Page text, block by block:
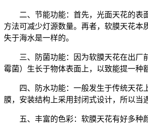
二、节能功能：首先，光面天花的表
方法可减少灯源数量。再者，软膜天花
失于海水是一样的。
三、防菌功能：因为软膜天花在出
霉菌）生长于物体表面上，以致能提一种
四、防水功能：一般发生于传统天
膜，安装结构上采用封闭式设计，所以当
五、丰富的色彩：软膜天花有好多种